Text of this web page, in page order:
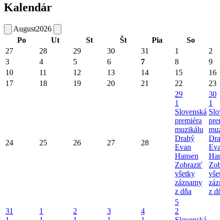
Kalendár
August2026
Po
Ut St Št Pia
So
27
28 29 30 31 1
2
3
4 5 6 7 8
9
10
11 12 13 14 15
16
17
18 19 20 21 22 23
24 25 26 27 28
29
1
Slovenská
premiéra
muzikálu
Drahý
Evan
Hansen
Zobraziť
všetky
záznamy
z dňa
30
1
z
31
1
2
3
4
5
2